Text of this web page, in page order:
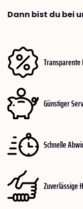
Dann bist du bei
Transparente
Günstiger
Schnelle
Zuverlässige